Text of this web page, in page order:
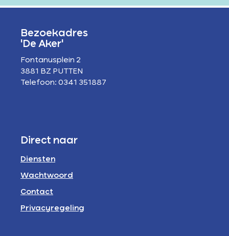
Bezoekadres
'De Aker'
Fontanusplein 2
3881 BZ PUTTEN
Telefoon: 0341 351887
Direct naar
Diensten
Wachtwoord
Contact
Privacyregeling